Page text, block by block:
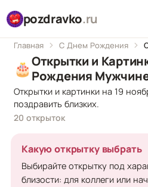
pozdravko.ru
Главная С Днем Рождения
🎂Открытки и
Рождения
Открытки и картинки на 19
поздравить близких.
20 открыток
Какую открытку выбрать
Выбирайте открытку под
близости: для коллеги или